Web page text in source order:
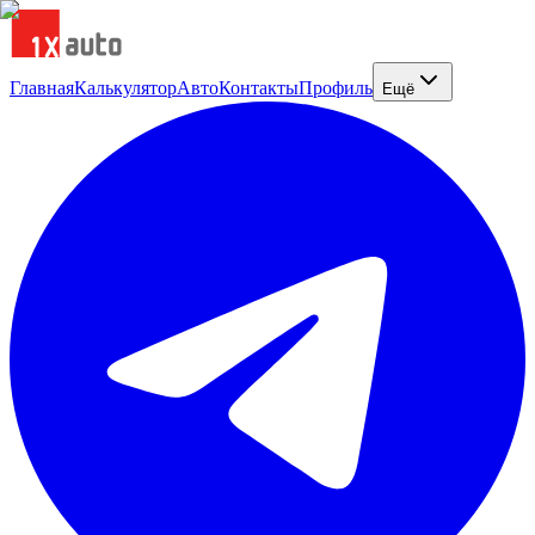
ГлавнаяКалькуляторАвтоКонтактыПрофиль Ещё